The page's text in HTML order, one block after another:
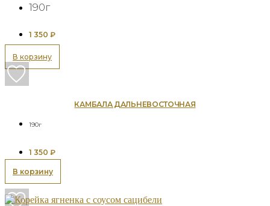
190г
1 350 ₽
В корзину
КАМБАЛА ДАЛЬНЕВОСТОЧНАЯ
190г
1 350 ₽
В корзину